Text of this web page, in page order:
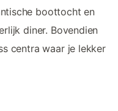
boottocht en
diner. Bovendien
centra waar je lekker